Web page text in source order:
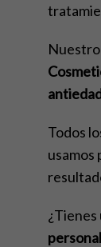
Todos
usamos
¿Tienes